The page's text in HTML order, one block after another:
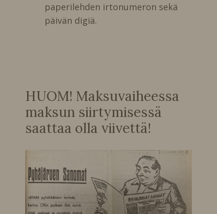
paperilehden irtonumeron sekä
päivän digiä.
HUOM! Maksuvaiheessa
maksun siirtymisessä
saattaa olla viivettä!